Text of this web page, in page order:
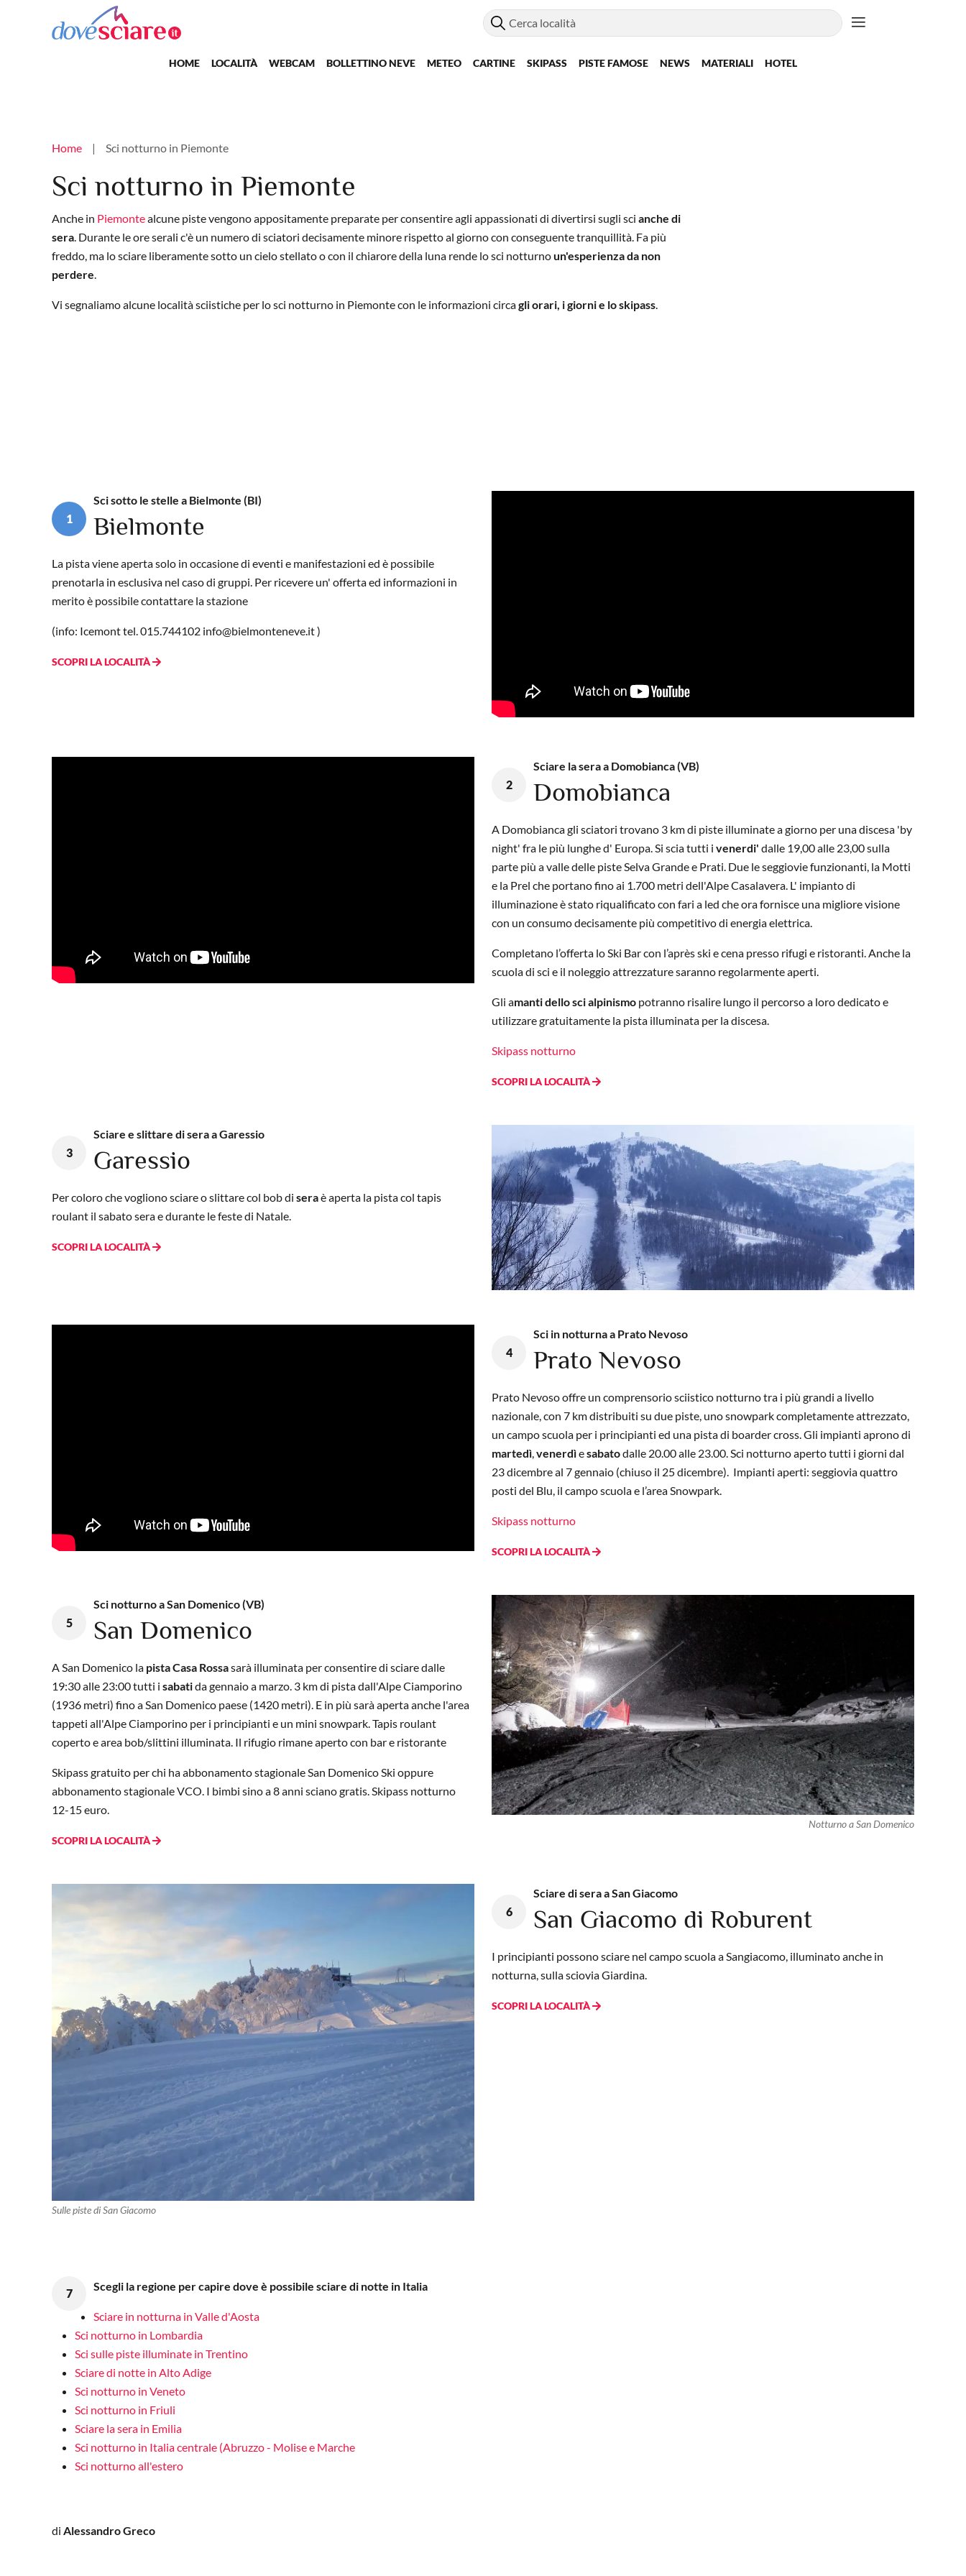
Salta al contenuto principale
Main navigation
HOME LOCALITÀ WEBCAM BOLLETTINO NEVE METEO CARTINE SKIPASS PISTE FAMOSE NEWS MATERIALI HOTEL
Briciole di pane
Home Sci notturno in Piemonte
Sci notturno in Piemonte
Anche in Piemontealcune piste vengono appositamente preparate per consentire agli appassionati di divertirsi sugli sci anche di
sera. Durante le ore serali c'è un numero di sciatori decisamente minore rispetto al giorno con conseguente tranquillità. Fa più
freddo, ma lo sciare liberamente sotto un cielo stellato o con il chiarore della luna rende lo sci notturnoun'esperienza da non
perdere.
Vi segnaliamo alcune località sciistiche per lo sci notturno in Piemonte con le informazioni circagli orari, i giorni e lo skipass.
1
Sci sotto le stelle a Bielmonte (BI)
Bielmonte
La pista viene aperta solo in occasione di eventi e manifestazioni ed è possibile
prenotarla in esclusiva nel caso di gruppi. Per ricevere un' offerta ed informazioni in
merito è possibile contattare la stazione
(info: Icemont tel. 015.744102 info@bielmonteneve.it)
SCOPRI LA LOCALITÀ
2
Sciare la sera a Domobianca (VB)
Domobianca
A Domobianca gli sciatori trovano 3 km di piste illuminate a giorno per una discesa 'by
night' fra le più lunghe d' Europa. Si scia tutti i venerdi' dalle 19,00 alle 23,00 sulla
parte più a valle delle piste Selva Grande e Prati. Due le seggiovie funzionanti, la Motti
e la Prel che portano fino ai 1.700 metri dell'Alpe Casalavera. L' impianto di
illuminazione è stato riqualificato con fari a led che ora fornisce una migliore visione
con un consumo decisamente più competitivo di energia elettrica.
Completano l’offerta lo Ski Bar con l’après ski e cena presso rifugi e ristoranti. Anche la
scuola di sci e il noleggio attrezzature saranno regolarmente aperti.
Gli amanti dello sci alpinismo potranno risalire lungo il percorso a loro dedicato e
utilizzare gratuitamente la pista illuminata per la discesa.
Skipass notturno
SCOPRI LA LOCALITÀ
3
Sciare e slittare di sera a Garessio
Garessio
Per coloro che vogliono sciare o slittare col bob di seraè aperta la pista col tapis
roulant il sabato sera e durante le feste di Natale.
SCOPRI LA LOCALITÀ
4
Sci in notturna a Prato Nevoso
Prato Nevoso
Prato Nevoso offre un comprensorio sciistico notturno tra i più grandi a livello
nazionale, con 7 km distribuiti su due piste, uno snowpark completamente attrezzato,
un campo scuola per i principianti ed una pista di boarder cross. Gli impianti aprono di
martedì,venerdìesabatodalle 20.00 alle 23.00.Sci notturno aperto tutti i giorni dal
23 dicembre al 7 gennaio (chiuso il 25 dicembre). Impianti aperti: seggiovia quattro
posti del Blu, il campo scuola e l’area Snowpark.
Skipass notturno
SCOPRI LA LOCALITÀ
Notturno a San Domenico
5
Sci notturno a San Domenico (VB)
San Domenico
A San Domenico la pista Casa Rossasarà illuminata per consentire di sciare dalle
19:30 alle 23:00 tutti i sabatida gennaio a marzo. 3 km di pista dall'Alpe Ciamporino
(1936 metri) fino a San Domenico paese (1420 metri). E in più sarà aperta anche l'area
tappeti all'Alpe Ciamporino per i principianti e un mini snowpark. Tapis roulant
coperto e area bob/slittini illuminata. Il rifugio rimane aperto con bar e ristorante
Skipass gratuito per chi ha abbonamento stagionale San Domenico Ski oppure
abbonamento stagionale VCO. I bimbi sino a 8 anni sciano gratis. Skipass notturno
12-15 euro.
SCOPRI LA LOCALITÀ
Sulle piste di San Giacomo
6
Sciare di sera a San Giacomo
San Giacomo di Roburent
I principianti possono sciare nel campo scuola a Sangiacomo, illuminato anche in
notturna,sulla sciovia Giardina.
SCOPRI LA LOCALITÀ
7
Scegli la regione per capire dove è possibile sciare di notte in Italia
Sciare in notturna in Valle d'Aosta
Sci notturno in Lombardia
Sci sulle piste illuminate in Trentino
Sciare di notte in Alto Adige
Sci notturno in Veneto
Sci notturno in Friuli
Sciare la sera in Emilia
Sci notturno in Italia centrale (Abruzzo - Molise e Marche
Sci notturno all'estero
di Alessandro Greco